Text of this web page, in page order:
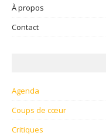
À propos
Contact
Agenda
Coups de cœur
Critiques